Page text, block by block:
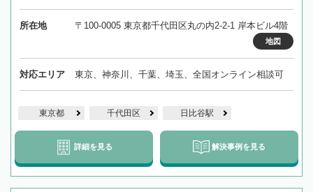
所在地 〒100-0005 東京都千代田区丸の内2-2-1 岸本ビル4階
地図
対応エリア 東京、神奈川、千葉、埼玉、全国オンライン相談可
東京都 千代田区 日比谷駅
詳細を見る 解決事例を見る